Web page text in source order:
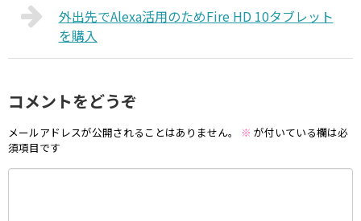
外出先でAlexa活用のためFire HD 10タブレット
を購入
コメントをどうぞ
メールアドレスが公開されることはありません。 ※ が付いている欄は必
須項目です